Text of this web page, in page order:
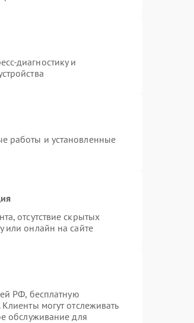
диагностику и
работы и установленные
отсутствие скрытых
или онлайн на сайте
РФ, бесплатную
могут отслеживать
обслуживание для